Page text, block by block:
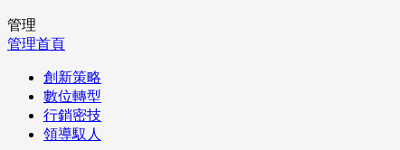
管理
管理首頁
創新策略
數位轉型
行銷密技
領導馭人